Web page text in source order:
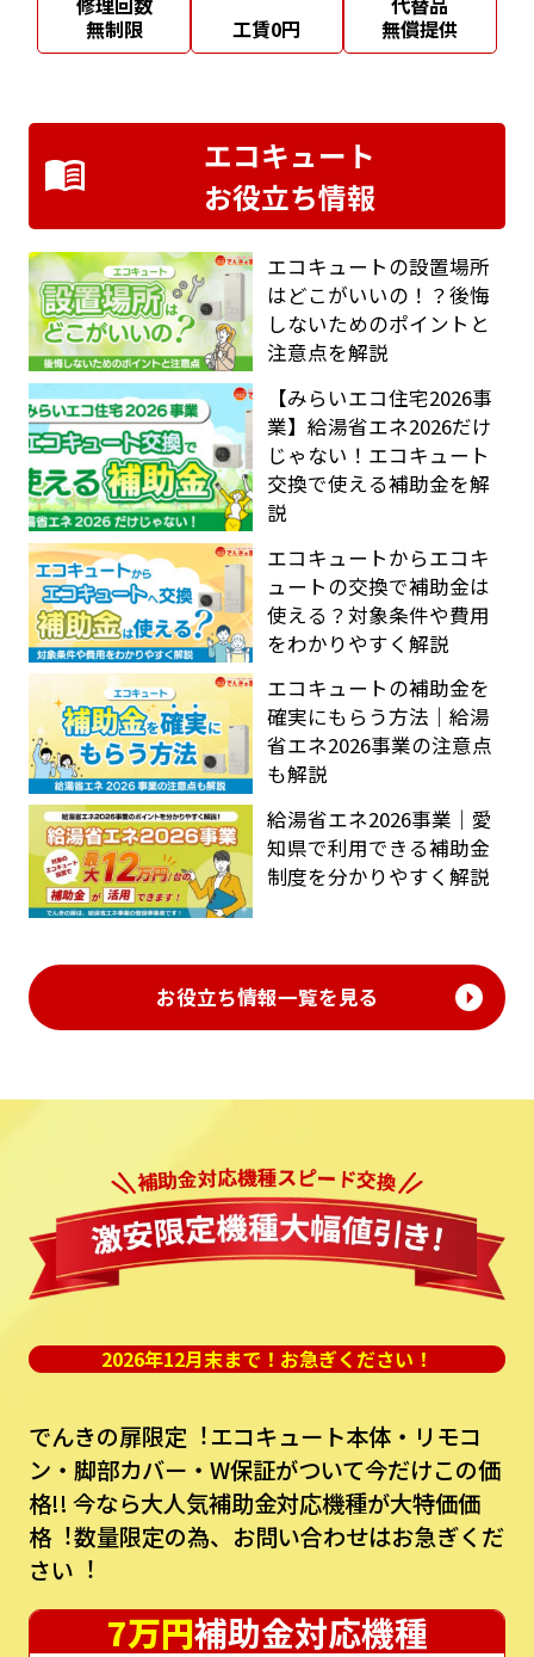
無制限
工賃0円
無償提供
エコキュート
お役立ち情報
エコキュートの設置場所
はどこがいいの！？後悔
しないためのポイントと
注意点を解説
【みらいエコ住宅2026事
業】給湯省エネ2026だけ
じゃない！エコキュート
交換で使える補助金を解
説
エコキュートからエコキ
ュートの交換で補助金は
使える？対象条件や費用
をわかりやすく解説
エコキュートの補助金を
確実にもらう方法｜給湯
省エネ2026事業の注意点
も解説
給湯省エネ2026事業｜愛
知県で利用できる補助金
制度を分かりやすく解説
お役立ち情報一覧を見る
2026年12月末まで！お急ぎください！
でんきの扉限定︕エコキュート本体・リモコ
ン・脚部カバー・W保証がついて今だけこの価
格!! 今なら⼤⼈気補助⾦対応機種が⼤特価価
格︕数量限定の為、お問い合わせはお急ぎくだ
さい︕
7万円補助金対応機種